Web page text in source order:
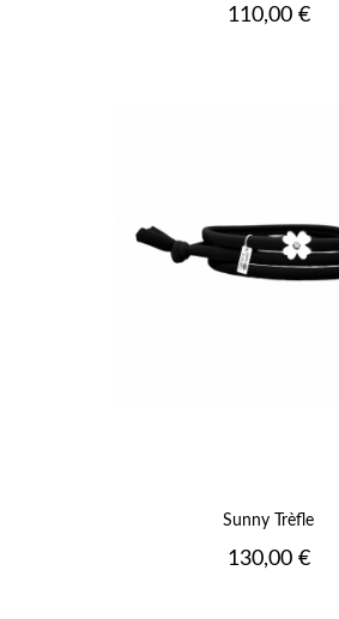
Prix
110,00 €
Sunny Trèfle
Prix
130,00 €